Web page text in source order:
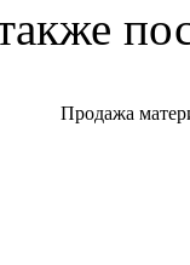
Продажа